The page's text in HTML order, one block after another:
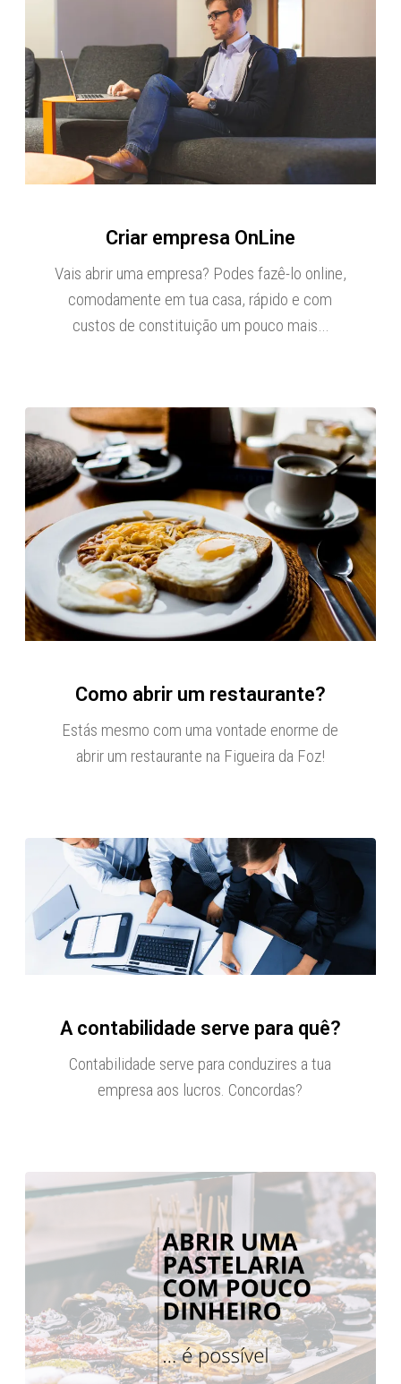
Criar empresa OnLine
Vais abrir uma empresa? Podes fazê-lo online,
comodamente em tua casa, rápido e com
custos de constituição um pouco mais…
Como abrir um restaurante?
Estás mesmo com uma vontade enorme de
abrir um restaurante na Figueira da Foz!
A contabilidade serve para quê?
Contabilidade serve para conduzires a tua
empresa aos lucros. Concordas?